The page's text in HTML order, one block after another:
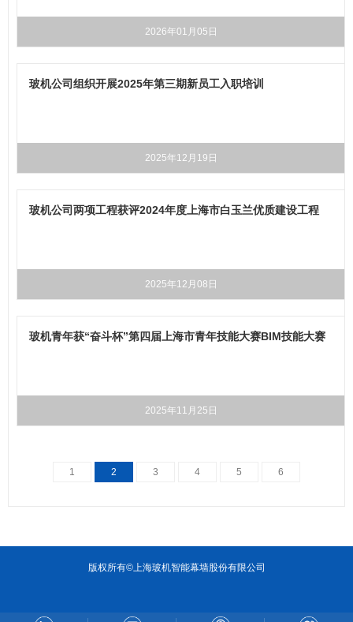
2026年01月05日
玻机公司组织开展2025年第三期新员工入职培训
2025年12月19日
玻机公司两项工程获评2024年度上海市白玉兰优质建设工程
2025年12月08日
玻机青年获“奋斗杯”第四届上海市青年技能大赛BIM技能大赛
2025年11月25日
1 2 3 4 5 6
版权所有©上海玻机智能幕墙股份有限公司